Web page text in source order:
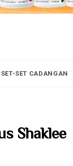
SET-SET CADANGAN
Shaklee